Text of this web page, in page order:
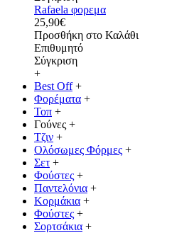
Rafaela φορεμα
25,90€
Προσθήκη στο Καλάθι
Επιθυμητό
Σύγκριση
+
Best Off +
Φορέματα +
Τοπ +
Γούνες +
Τζιν +
Ολόσωμες Φόρμες +
Σετ +
Φούστες +
Παντελόνια +
Κορμάκια +
Φούστες +
Σορτσάκια +